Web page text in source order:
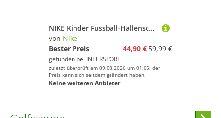
NIKE Kinder Fussball-Hallenschuhe JR LEGEND 10 ACADEMY IC
von Nike
Bester Preis
44,90 € 59,99 €
gefunden bei INTERSPORT
zuletzt überprüft am 09.08.2026 um 01:05; der
Preis kann sich seitdem geändert haben.
Keine weiteren Anbieter